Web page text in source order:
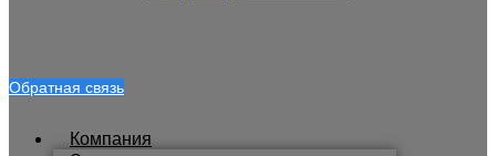
Обратная связь
Компания